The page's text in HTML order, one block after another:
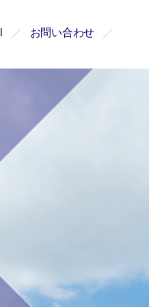
お問い合わせ